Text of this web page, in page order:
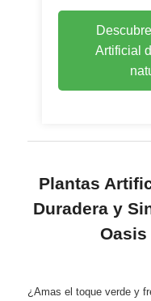
Artificial
Plantas
Duradera y
Oasis
¿Amas el toque verde y